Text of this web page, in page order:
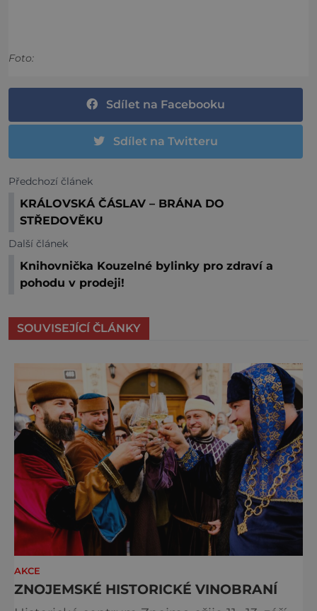
Foto:
Sdílet na Facebooku
Sdílet na Twitteru
Předchozí článek
KRÁLOVSKÁ ČÁSLAV – BRÁNA DO
STŘEDOVĚKU
Další článek
Knihovnička Kouzelné bylinky pro zdraví a
pohodu v prodeji!
SOUVISEJÍCÍ ČLÁNKY
AKCE
ZNOJEMSKÉ HISTORICKÉ VINOBRANÍ